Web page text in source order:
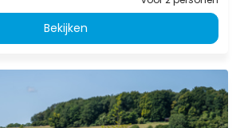
Bekijken